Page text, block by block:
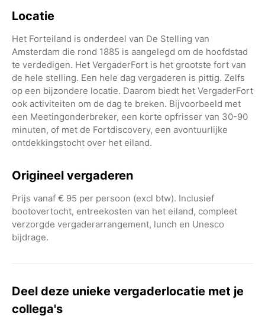
Locatie
Het Forteiland is onderdeel van De Stelling van
Amsterdam die rond 1885 is aangelegd om de hoofdstad
te verdedigen. Het VergaderFort is het grootste fort van
de hele stelling. Een hele dag vergaderen is pittig. Zelfs
op een bijzondere locatie. Daarom biedt het VergaderFort
ook activiteiten om de dag te breken. Bijvoorbeeld met
een Meetingonderbreker, een korte opfrisser van 30-90
minuten, of met de Fortdiscovery, een avontuurlijke
ontdekkingstocht over het eiland.
Origineel vergaderen
Prijs vanaf € 95 per persoon (excl btw). Inclusief
bootovertocht, entreekosten van het eiland, compleet
verzorgde vergaderarrangement, lunch en Unesco
bijdrage.
Deel deze unieke vergaderlocatie met je
collega's